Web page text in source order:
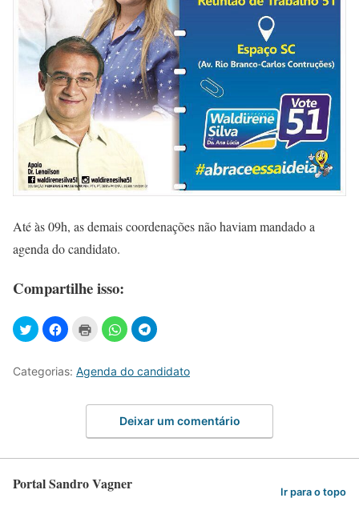
Até às 09h, as demais coordenações não haviam mandado a
agenda do candidato.
Compartilhe isso:
Categorias: Agenda do candidato
Deixar um comentário
Portal Sandro Vagner Ir para o topo